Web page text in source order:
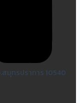
มุทรปราการ 10540